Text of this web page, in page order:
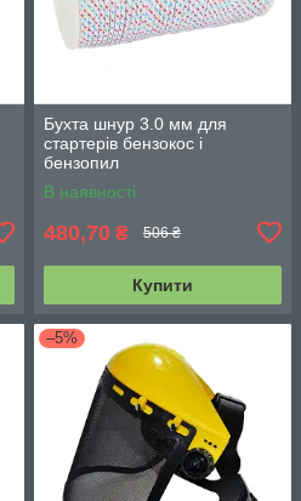
Бухта шнур 3.0 мм для
стартерів бензокос і
бензопил
В наявності
480,70 ₴ 506 ₴
Купити
–5%